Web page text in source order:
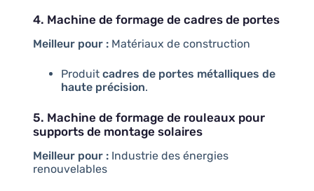
4. Machine de formage de cadres de portes
Meilleur pour :Matériaux de construction
Produit cadres de portes métalliques de
haute précision.
5. Machine de formage de rouleaux pour
supports de montage solaires
Meilleur pour :Industrie des énergies
renouvelables